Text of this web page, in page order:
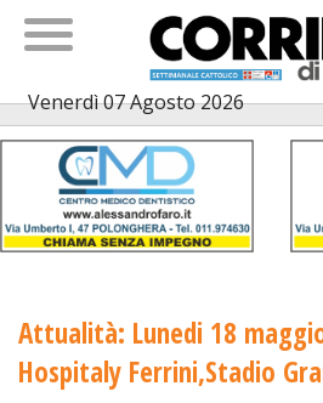
Venerdì 07 Agosto 2026
Attualità: Lunedi 18
Hospitaly Ferrini,Stadio